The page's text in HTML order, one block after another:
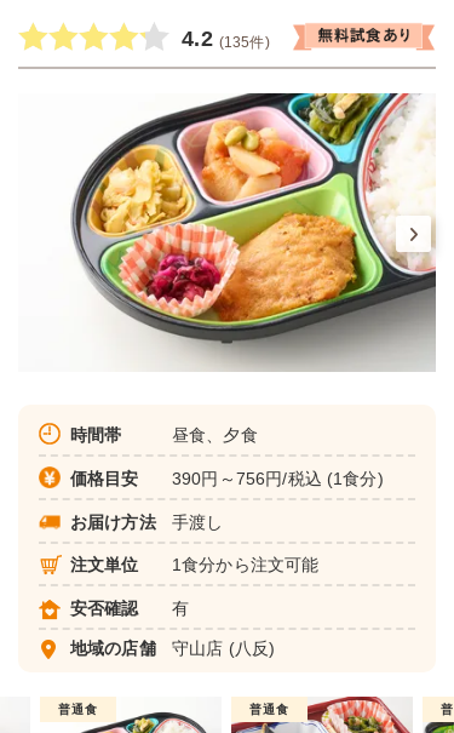
4.2 (135件)
時間帯 昼食、夕食
価格目安 390円～756円/税込 (1食分)
お届け方法 手渡し
注文単位 1食分から注文可能
安否確認 有
地域の店舗 守山店 (八反)
普通食 普通食